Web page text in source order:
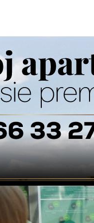
2026/0 Komentarzy
- konferencja w